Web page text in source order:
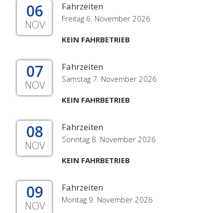
06
NOV
Fahrzeiten
Freitag 6. November 2026
KEIN FAHRBETRIEB
07
NOV
Fahrzeiten
Samstag 7. November 2026
KEIN FAHRBETRIEB
08
NOV
Fahrzeiten
Sonntag 8. November 2026
KEIN FAHRBETRIEB
09
NOV
Fahrzeiten
Montag 9. November 2026